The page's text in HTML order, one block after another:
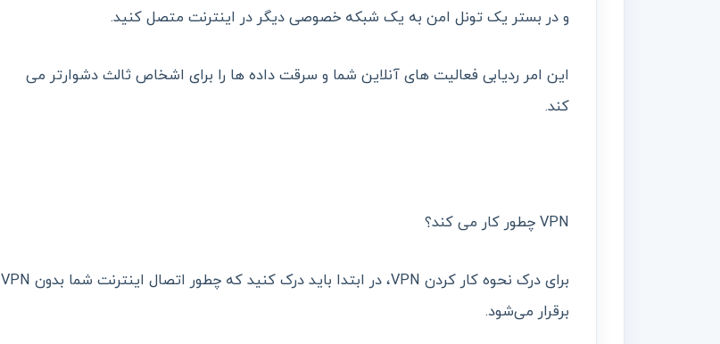
و در بستر یک تونل امن به یک شبکه خصوصی دیگر در اینترنت متصل کنید.
این امر ردیابی فعالیت های آنلاین شما و سرقت داده ها را برای اشخاص ثالث دشوارتر می
کند.
VPN چطور کار می کند؟
برای درک نحوه کار کردن VPN، در ابتدا باید درک کنید که چطور اتصال اینترنت شما بدون VPN
برقرار می‌شود.